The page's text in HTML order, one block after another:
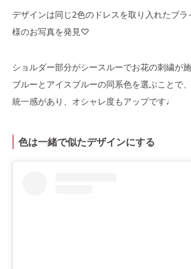
デザインは同じ2色のドレスを取り入れたブ
様のお写真を発見♡
ショルダー部分がシースルーでお花の刺繍が施
ブルーとアイスブルーの同系色を選ぶことで
統一感があり、オシャレ度もアップです♩
色は一緒で似たデザインにする